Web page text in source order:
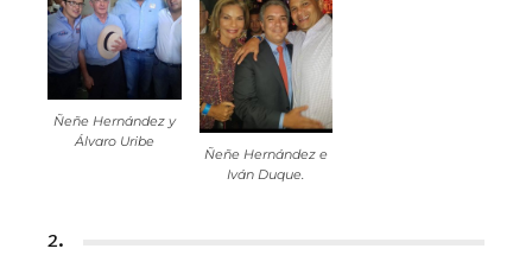
Ñeñe Hernández y
Álvaro Uribe
Ñeñe Hernández e
Iván Duque.
2.